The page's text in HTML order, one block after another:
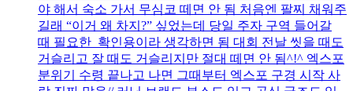
야 해서 숙소 가서 무심코 떼면 안 됨 처음엔 팔찌 채워주
길래 “이거 왜 차지?” 싶었는데 당일 주자 구역 들어갈
때 필요한 확인용이라 생각하면 됨 대회 전날 씻을 때도
거슬리고 잘 때도 거슬리지만 절대 떼면 안 됨^!^ 엑스포
분위기 수령 끝나고 나면 그때부터 엑스포 구경 시작 사